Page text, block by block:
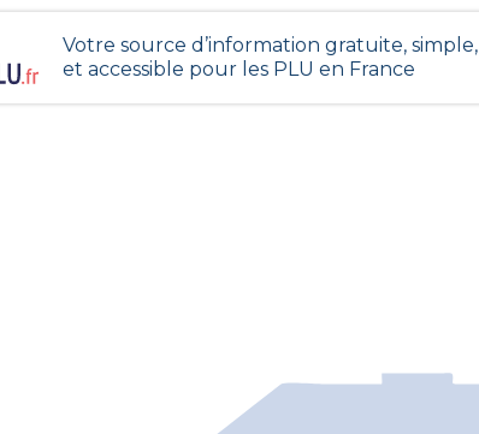
Votre source d’information gratuite, simple,
et accessible pour les PLU en France